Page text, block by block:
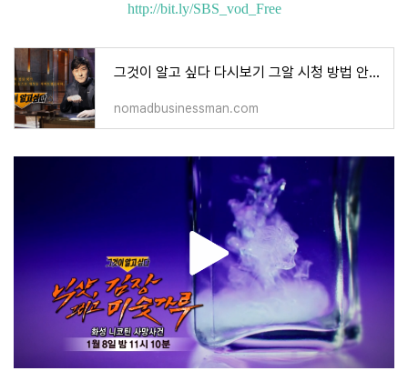
http://bit.ly/SBS_vod_Free
그것이 알고 싶다 다시보기 그알 시청 방법 안내 재방송 무료 보기 SBS 온에어
nomadbusinessman.com